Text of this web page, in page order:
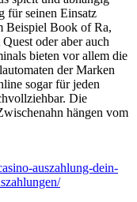
für seinen Einsatz
Beispiel Book of Ra,
oder aber auch
bieten vor allem die
der Marken
sogar für jeden
Die
hängen vom
auszahlung-dein-